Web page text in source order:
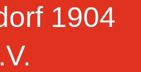
1904